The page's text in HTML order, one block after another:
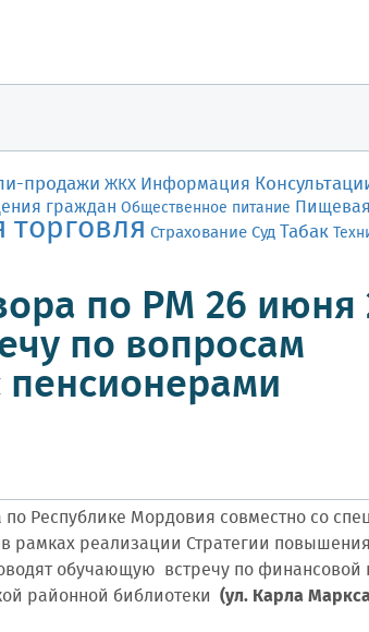
продажи ЖКХ Информация
граждан Общественное питание
торговля СтрахованиеСудТабак
по РМ 26 июня
по вопросам
Республике Мордовия совместно со
рамках реализации Стратегии
обучающую встречу по финансовой
районной библиотеки (ул. Карла